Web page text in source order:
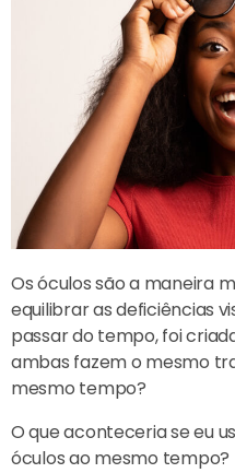
Os óculos são a maneira
equilibrar as deficiências
passar do tempo, foi
ambas fazem o mesmo
mesmo tempo?
O que aconteceria se eu
óculos ao mesmo tempo?